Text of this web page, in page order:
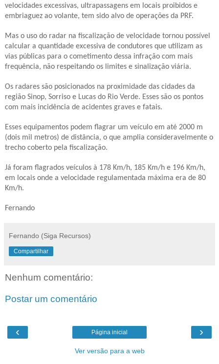
velocidades excessivas, ultrapassagens em locais proibidos e
embriaguez ao volante, tem sido alvo de operações da PRF.
Mas o uso do radar na fiscalização de velocidade tornou possível
calcular a quantidade excessiva de condutores que utilizam as
vias públicas para o cometimento dessa infração com mais
frequência, não respeitando os limites e sinalização viária.
Os radares são posicionados na proximidade das cidades da
região Sinop, Sorriso e Lucas do Rio Verde. Esses são os pontos
com mais incidência de acidentes graves e fatais.
Esses equipamentos podem flagrar um veículo em até 2000 m
(dois mil metros) de distância, o que amplia consideravelmente o
trecho coberto pela fiscalização.
Já foram flagrados veículos à 178 Km/h, 185 Km/h e 196 Km/h,
em locais onde a velocidade regulamentada máxima era de 80
Km/h.
Fernando
Fernando (Siga Recursos)
Compartilhar
Nenhum comentário:
Postar um comentário
‹ ›
Página inicial
Ver versão para a web